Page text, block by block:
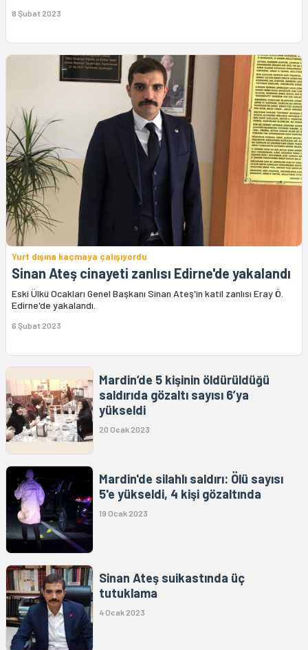
8 Şubat 2023
Yurt dışına kaçmaya çalışıyordu
Sinan Ateş cinayeti zanlısı Edirne'de yakalandı
Eski Ülkü Ocakları Genel Başkanı Sinan Ateş'in katil zanlısı Eray Ö.
Edirne'de yakalandı.
6 Şubat 2023
Mardin’de 5 kişinin öldürüldüğü
saldırıda gözaltı sayısı 6’ya
yükseldi
20 Ocak 2023
Mardin'de silahlı saldırı: Ölü sayısı
5'e yükseldi, 4 kişi gözaltında
19 Ocak 2023
Sinan Ateş suikastında üç
tutuklama
4 Ocak 2023